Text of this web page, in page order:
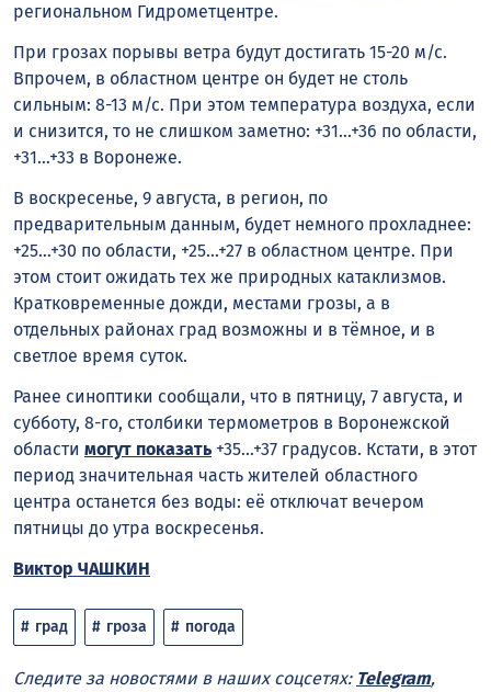
региональном Гидрометцентре.
При грозах порывы ветра будут достигать 15-20 м/с.
Впрочем, в областном центре он будет не столь
сильным: 8-13 м/с. При этом температура воздуха, если
и снизится, то не слишком заметно: +31…+36 по области,
+31…+33 в Воронеже.
В воскресенье, 9 августа, в регион, по
предварительным данным, будет немного прохладнее:
+25…+30 по области, +25…+27 в областном центре. При
этом стоит ожидать тех же природных катаклизмов.
Кратковременные дожди, местами грозы, а в
отдельных районах град возможны и в тёмное, и в
светлое время суток.
Ранее синоптики сообщали, что в пятницу, 7 августа, и
субботу, 8-го, столбики термометров в Воронежской
области могут показать +35…+37 градусов. Кстати, в этот
период значительная часть жителей областного
центра останется без воды: её отключат вечером
пятницы до утра воскресенья.
Виктор ЧАШКИН
град гроза погода
Следите за новостями в наших соцсетях: Telegram,